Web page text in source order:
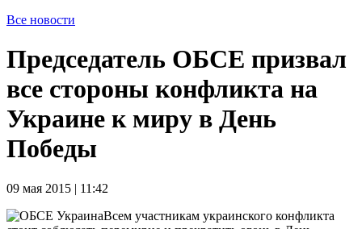
Все новости
Председатель ОБСЕ призвал
все стороны конфликта на
Украине к миру в День
Победы
09 мая 2015 | 11:42
Всем участникам украинского конфликта